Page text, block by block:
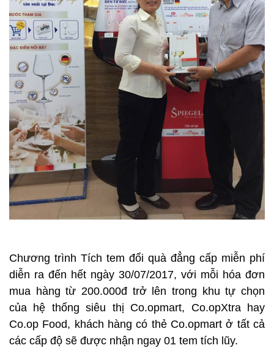
Chương trình Tích tem đổi quà đẳng cấp miễn phí
diễn ra đến hết ngày 30/07/2017, với mỗi hóa đơn
mua hàng từ 200.000đ trở lên trong khu tự chọn
của hệ thống siêu thị Co.opmart, Co.opXtra hay
Co.op Food, khách hàng có thẻ Co.opmart ở tất cả
các cấp độ sẽ được nhận ngay 01 tem tích lũy.